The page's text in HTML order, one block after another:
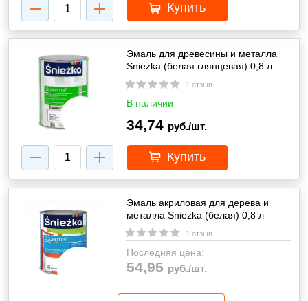
Купить
Эмаль для древесины и металла
Sniezka (белая глянцевая) 0,8 л
1 отзыв
В наличии
34,74 руб./шт.
Купить
Эмаль акриловая для дерева и
металла Sniezka (белая) 0,8 л
1 отзыв
Последняя цена:
54,95 руб./шт.